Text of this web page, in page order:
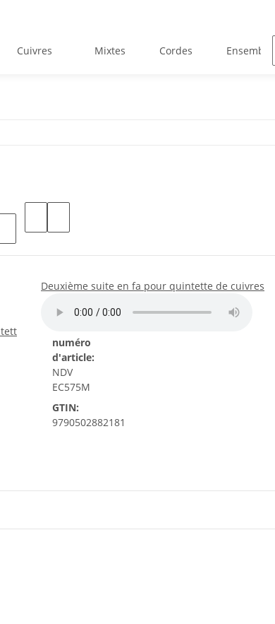
Cuivres Mixtes Cordes Ensemble
Deuxième suite en fa pour quintette de cuivres
numéro
d'article:
NDV
EC575M
GTIN:
9790502882181